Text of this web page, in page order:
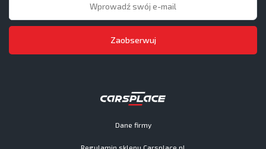
Dane firmy
Regulamin sklepu Carsplace.pl
Zaobserwuj